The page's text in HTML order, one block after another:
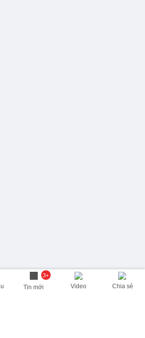
3+
Tin mới Video Chia sẻ